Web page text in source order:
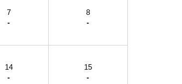
7
-
8
-
14
-
15
-